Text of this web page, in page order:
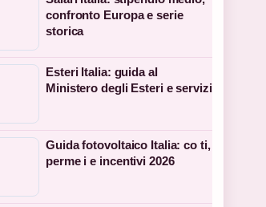
confronto Europa e serie
storica
Esteri Italia: guida al
Ministero degli Esteri e servizi
Guida fotovoltaico Italia: co ti,
perme i e incentivi 2026